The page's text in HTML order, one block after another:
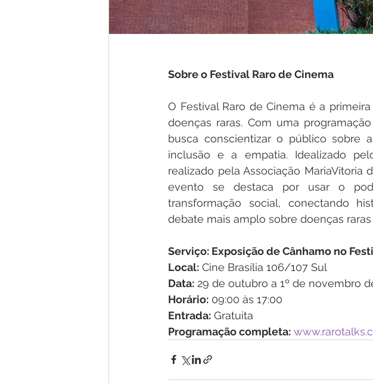
Sobre o Festival Raro de Cinema
O Festival Raro de Cinema é a
doenças raras. Com uma
busca conscientizar o público sobre
inclusão e a empatia. Idealizado
realizado pela Associação MariaVitoria
evento se destaca por usar o
transformação social, conectando
debate mais amplo sobre doenças raras
Serviço: Exposição de Cânhamo no
Local: Cine Brasília 106/107 Sul
Data: 29 de outubro a 1º de novembro
Horário: 09:00 às 17:00
Entrada: Gratuita
Programação completa: